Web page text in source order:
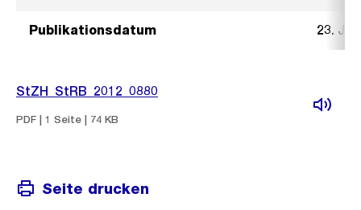
Publikationsdatum 23.
StZH_StRB_2012_0880
PDF | 1 Seite | 74 KB
Seite drucken